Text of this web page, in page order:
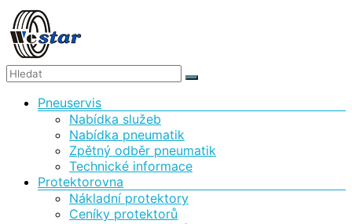
Skip
to
content
WESTAR,
spol.
Protektorovna
pneuservis
Menu Pneuservis
Nabídka služeb
Nabídka pneumatik
Zpětný odběr pneumatik
Technické informace
Protektorovna
Nákladní protektory
Ceníky protektorů